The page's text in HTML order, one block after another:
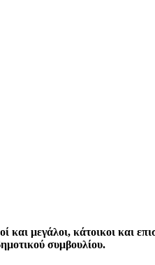
μεγάλοι, κάτοικοι και
συμβουλίου.